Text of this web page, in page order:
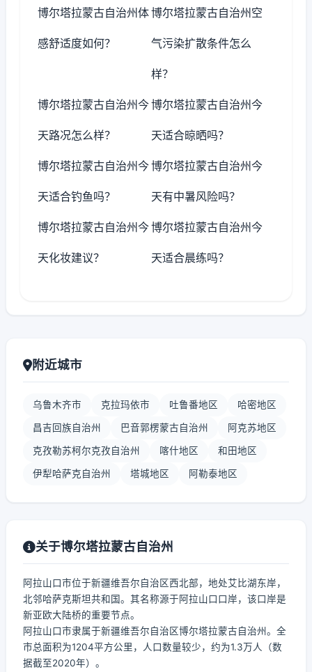
博尔塔拉蒙古自治州体
感舒适度如何？
博尔塔拉蒙古自治州空
气污染扩散条件怎么
样？
博尔塔拉蒙古自治州今
天路况怎么样？
博尔塔拉蒙古自治州今
天适合晾晒吗？
博尔塔拉蒙古自治州今
天适合钓鱼吗？
博尔塔拉蒙古自治州今
天有中暑风险吗？
博尔塔拉蒙古自治州今
天化妆建议？
博尔塔拉蒙古自治州今
天适合晨练吗？
附近城市
乌鲁木齐市 克拉玛依市 吐鲁番地区 哈密地区
昌吉回族自治州 巴音郭楞蒙古自治州 阿克苏地区
克孜勒苏柯尔克孜自治州 喀什地区 和田地区
伊犁哈萨克自治州 塔城地区 阿勒泰地区
关于博尔塔拉蒙古自治州
阿拉山口市位于新疆维吾尔自治区西北部，地处艾比湖东岸，
北邻哈萨克斯坦共和国。其名称源于阿拉山口口岸，该口岸是
新亚欧大陆桥的重要节点。
阿拉山口市隶属于新疆维吾尔自治区博尔塔拉蒙古自治州。全
市总面积为1204平方公里，人口数量较少，约为1.3万人（数
据截至2020年）。